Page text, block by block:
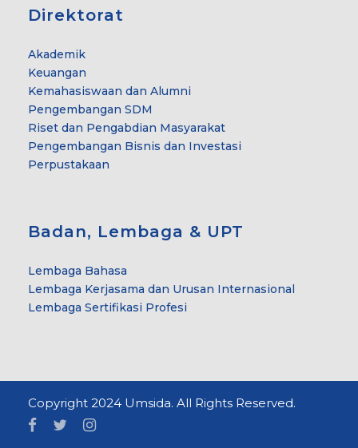
Direktorat
Akademik
Keuangan
Kemahasiswaan dan Alumni
Pengembangan SDM
Riset dan Pengabdian Masyarakat
Pengembangan Bisnis dan Investasi
Perpustakaan
Badan, Lembaga & UPT
Lembaga Bahasa
Lembaga Kerjasama dan Urusan Internasional
Lembaga Sertifikasi Profesi
Copyright 2024 Umsida. All Rights Reserved.